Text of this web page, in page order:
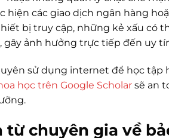
hiện các giao dịch ngân hàng
bị truy cập, những kẻ xấu có
gây ảnh hưởng trực tiếp đến uy
sử dụng internet để học tập
học trên Google Scholar sẽ an
từ chuyên gia về